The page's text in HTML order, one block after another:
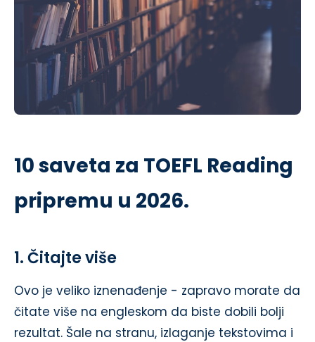
10 saveta za TOEFL Reading
pripremu u 2026.
1. Čitajte više
Ovo je veliko iznenađenje - zapravo morate da
čitate više na engleskom da biste dobili bolji
rezultat. Šale na stranu, izlaganje tekstovima i